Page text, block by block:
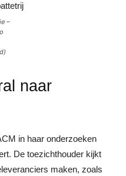
–
naar
in haar onderzoeken
De toezichthouder kijkt
maken, zoals